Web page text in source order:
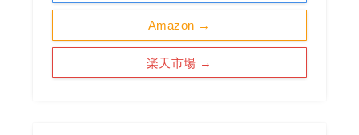
Amazon →
楽天市場 →